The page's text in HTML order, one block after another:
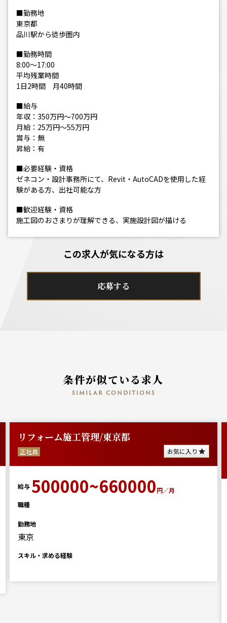
■勤務地
東京都
品川駅から徒歩圏内
■勤務時間
8:00～17:00
平均残業時間
1日2時間 月40時間
■給与
年収：350万円～700万円
月給：25万円～55万円
賞与：無
昇給：有
■必要経験・資格
ゼネコン・設計事務所にて、Revit・AutoCADを使用した経
験がある方、出社可能な方
■歓迎経験・資格
施工図のおさまりが理解できる、実施設計図が描ける
この求人が気になる方は
応募する
条件が似ている求人
similar conditions
リフォーム施工管理/東京都
正社員 お気に入り
給与 500000~660000円／月
職種
勤務地
東京
スキル・求める経験